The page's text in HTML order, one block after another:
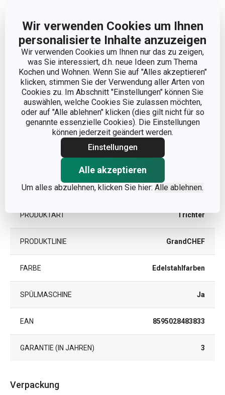
Wir verwenden Cookies um Ihnen
personalisierte Inhalte anzuzeigen
Wir verwenden Cookies um Ihnen nur das zu zeigen,
was Sie interessiert, d.h. neue Ideen zum Thema
Kochen und Wohnen. Wenn Sie auf "Alles akzeptieren"
klicken, stimmen Sie der Verwendung aller Arten von
Cookies zu. Im Abschnitt "Einstellungen" können Sie
auswählen, welche Cookies Sie zulassen möchten,
oder auf "Alle ablehnen" klicken (dies gilt nicht für so
genannte essenzielle Cookies). Die Einstellungen
können jederzeit geändert werden.
Einstellungen
Alle akzeptieren
Um alles abzulehnen, klicken Sie hier: Alle ablehnen.
Abmessungen
PRODUKTHÖHE (CM) 11
DURCHMESSER (CM) 20
Andere Parameter
Küchenutensilien
MATERIAL Rostfreier Edelstahl
PRODUKTART Trichter
PRODUKTLINIE GrandCHEF
FARBE Edelstahlfarben
SPÜLMASCHINE Ja
EAN 8595028483833
GARANTIE (IN JAHREN) 3
Verpackung